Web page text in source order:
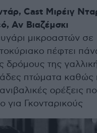
Cast Μιρέιγ
Αν Βιαζέμσκι
μικροαστών σε
πέφτει
δρόμους της
πτώματα καθώς
ορέξεις
Γκονταρικούς